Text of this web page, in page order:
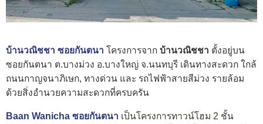
บ้านวณิชชา ซอยกันตนา โครงการจาก บ้านวณิชชา ตั้งอยู่บน
ซอยกันตนา ต.บางม่วง อ.บางใหญ่ จ.นนทบุรี เดินทางสะดวก ใกล้
ถนนกาญจนาภิเษก, ทางด่วน และ รถไฟฟ้าสายสีม่วง รายล้อม
ด้วยสิ่งอำนวยความสะดวกที่ครบครัน
Baan Wanicha ซอยกันตนา เป็นโครงการทาวน์โฮม 2 ชั้น